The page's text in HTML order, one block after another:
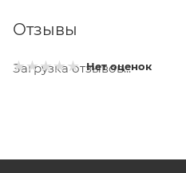
Отзывы
Нет оценок
Загрузка отзывов...